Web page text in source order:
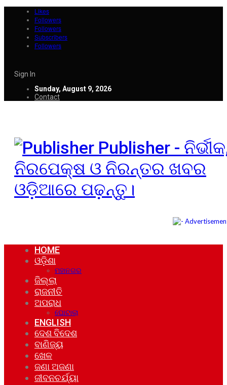
Likes
Followers
Followers
Subscribers
Followers
Sign In
Sunday, August 9, 2026
Contact
Publisher -
ନିରପେକ୍ଷ ଓ ନିରନ୍ତର ଖବର
ଓଡ଼ିଆରେ ପଢ଼ନ୍ତୁ।
HOME
ଓଡ଼ିଶା
ମହାନଗର
ଜିଲ୍ଲା
ରାଜନୀତି
ଅପରାଧ
ଘୋଟାଲା
ENGLISH
ଦେଶ ବିଦେଶ
ବାଣିଜ୍ୟ
ଖେଳ
ଜଣା ଅଜଣା
ଜୀବନଚର୍ଯ୍ୟା